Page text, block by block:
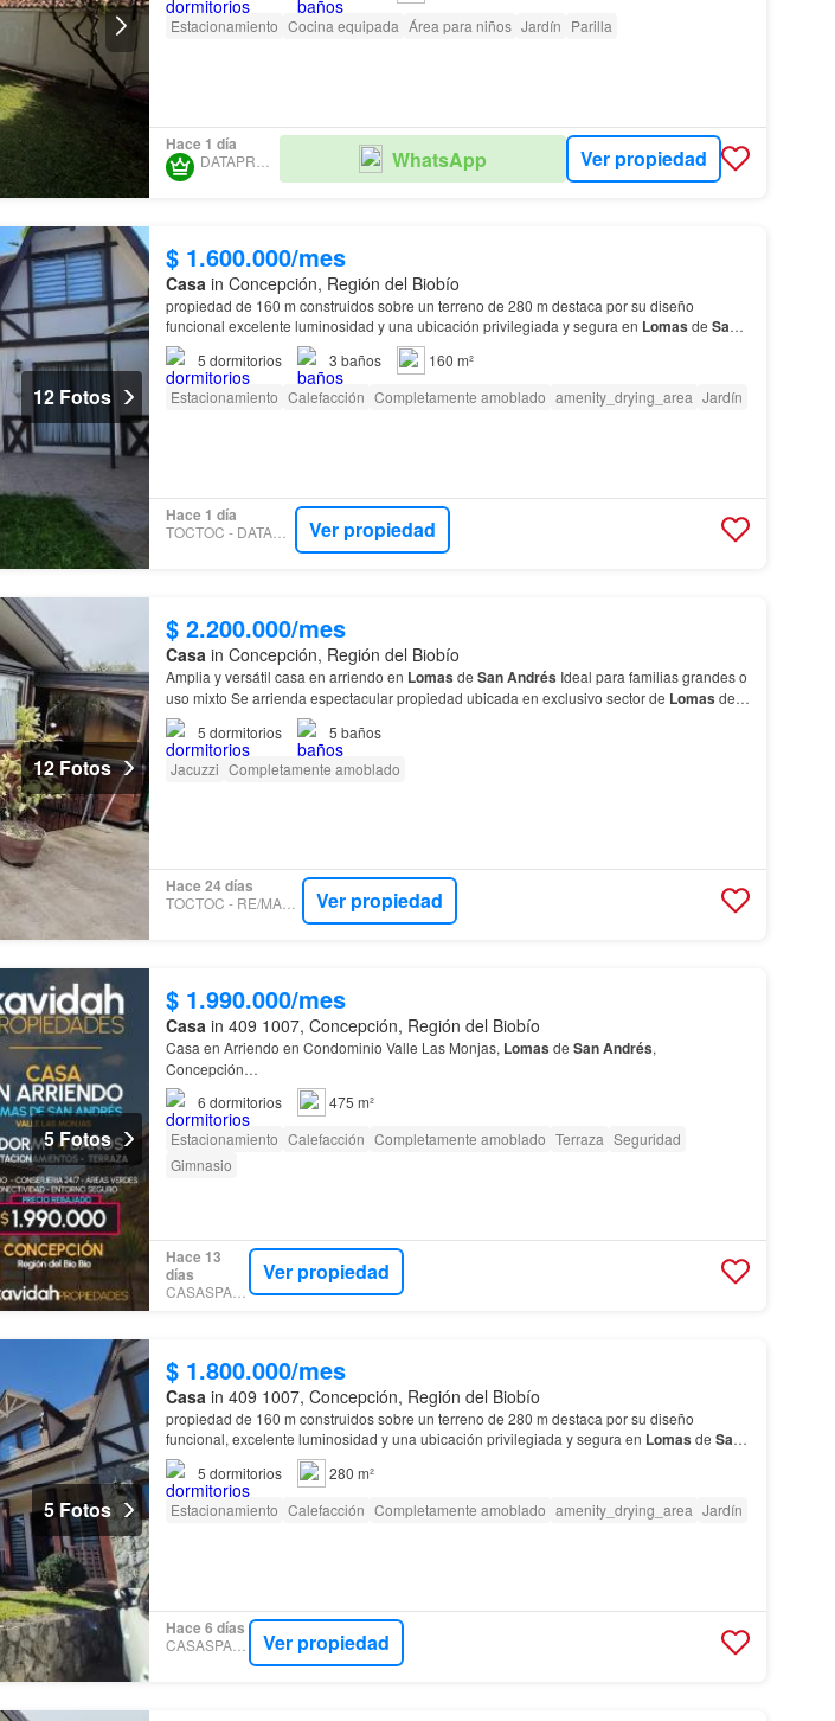
Estacionamiento Cocina equipada Área para niños Jardín Parilla
Hace 1 día
DATAPROP SPA WhatsApp Ver propiedad
12 Fotos
$ 1.600.000/mes
Casa in Concepción, Región del Biobío
propiedad de 160 m construidos sobre un terreno de 280 m destaca por su diseño
funcional excelente luminosidad y una ubicación privilegiada y segura en Lomas de San
Andrés
5 dormitorios 3 baños
160 m²
Estacionamiento Calefacción Completamente amoblado amenity_drying_area Jardín
Hace 1 día
TOCTOC - DATAPROP.CL Ver propiedad
12 Fotos
$ 2.200.000/mes
Casa in Concepción, Región del Biobío
Amplia y versátil casa en arriendo en Lomas de SanAndrés Ideal para familias grandes o
uso mixto Se arrienda espectacular propiedad ubicada en exclusivo sector de Lomas de
San calle Alonso de Ovalle.…
5 dormitorios 5 baños
Jacuzzi Completamente amoblado
Hace 24 días
TOCTOC - RE/MAXINNOVA Ver propiedad
5 Fotos
$ 1.990.000/mes
Casa in 409 1007, Concepción, Región del Biobío
Casa en Arriendo en Condominio Valle Las Monjas, Lomas de SanAndrés,
Concepción…
6 dormitorios
475 m²
Estacionamiento Calefacción Completamente amoblado Terraza Seguridad
Gimnasio
Hace 13
días
CASASPARATI
Ver propiedad
5 Fotos
$ 1.800.000/mes
Casa in 409 1007, Concepción, Región del Biobío
propiedad de 160 m construidos sobre un terreno de 280 m destaca por su diseño
funcional, excelente luminosidad y una ubicación privilegiada y segura en Lomas de San
Andrés
5 dormitorios
280 m²
Estacionamiento Calefacción Completamente amoblado amenity_drying_area Jardín
Hace 6 días
CASASPARATI Ver propiedad